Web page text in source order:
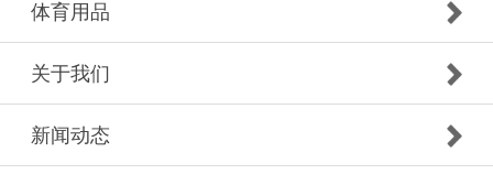
体育用品
关于我们
新闻动态